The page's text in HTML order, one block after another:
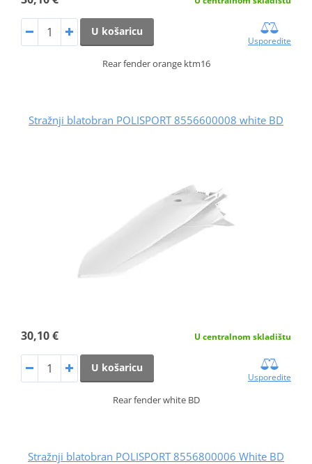
U košaricu
Usporedite
Rear fender orange ktm16
Stražnji blatobran POLISPORT 8556600008 white BD
30,10 € U centralnom skladištu
U košaricu
Usporedite
Rear fender white BD
Stražnji blatobran POLISPORT 8556800006 White BD